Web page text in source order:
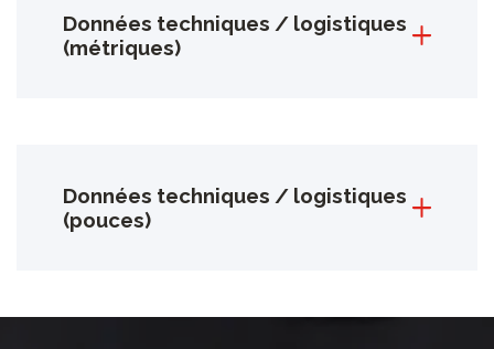
Données techniques / logistiques
(métriques)
Données techniques / logistiques
(pouces)